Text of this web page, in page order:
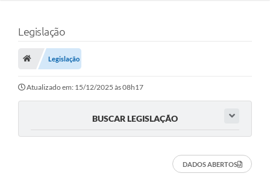
Legislação
Legislação
Atualizado em: 15/12/2025 às 08h17
BUSCAR LEGISLAÇÃO
DADOS ABERTOS